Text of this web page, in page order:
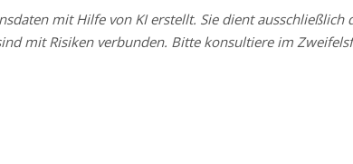
mit Hilfe von KI erstellt. Sie dient ausschließlich
mit Risiken verbunden. Bitte konsultiere im